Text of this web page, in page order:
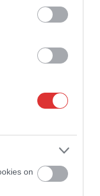
on
Pénteken
Napokon
elnököt az
Kiterjedt
Szolnokon
bevetettek a
A zárkában
Váratlan